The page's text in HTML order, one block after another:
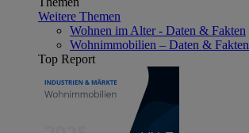
Weitere Themen
Wohnen im Alter - Daten & Fakten
Wohnimmobilien – Daten & Fakten
Top Report